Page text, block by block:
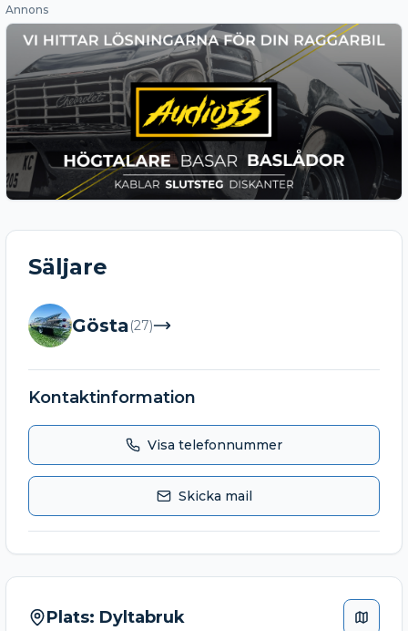
Annons
Säljare
Gösta(27)
Kontaktinformation
Visa telefonnummer
Skicka mail
Plats: Dyltabruk